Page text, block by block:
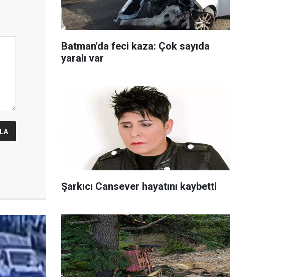
Batman'da feci kaza: Çok sayıda
yaralı var
Şarkıcı Cansever hayatını kaybetti